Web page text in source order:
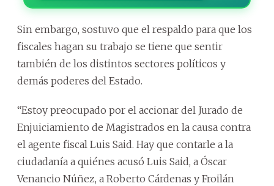
Sin embargo, sostuvo que el respaldo para que los
fiscales hagan su trabajo se tiene que sentir
también de los distintos sectores políticos y
demás poderes del Estado.
“Estoy preocupado por el accionar del Jurado de
Enjuiciamiento de Magistrados en la causa contra
el agente fiscal Luis Said. Hay que contarle a la
ciudadanía a quiénes acusó Luis Said, a Óscar
Venancio Núñez, a Roberto Cárdenas y Froilán